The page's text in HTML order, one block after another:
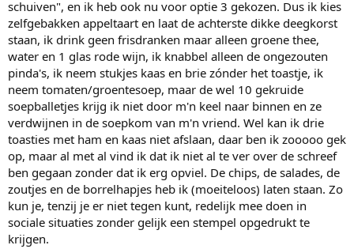
schuiven", en ik heb ook nu voor optie 3 gekozen. Dus ik kies
zelfgebakken appeltaart en laat de achterste dikke deegkorst
staan, ik drink geen frisdranken maar alleen groene thee,
water en 1 glas rode wijn, ik knabbel alleen de ongezouten
pinda's, ik neem stukjes kaas en brie zónder het toastje, ik
neem tomaten/groentesoep, maar de wel 10 gekruide
soepballetjes krijg ik niet door m'n keel naar binnen en ze
verdwijnen in de soepkom van m'n vriend. Wel kan ik drie
toasties met ham en kaas niet afslaan, daar ben ik zooooo gek
op, maar al met al vind ik dat ik niet al te ver over de schreef
ben gegaan zonder dat ik erg opviel. De chips, de salades, de
zoutjes en de borrelhapjes heb ik (moeiteloos) laten staan. Zo
kun je, tenzij je er niet tegen kunt, redelijk mee doen in
sociale situaties zonder gelijk een stempel opgedrukt te
krijgen.